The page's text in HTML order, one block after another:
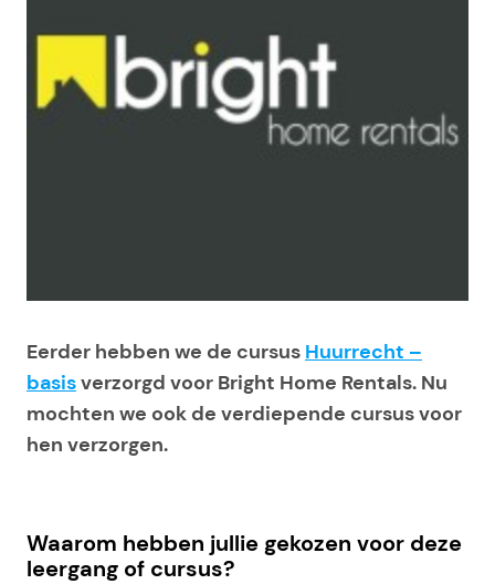
Eerder hebben we de cursus Huurrecht –
basisverzorgd voor Bright Home Rentals. Nu
mochten we ook de verdiepende cursus voor
hen verzorgen.
Waarom hebben jullie gekozen voor deze
leergang of cursus?